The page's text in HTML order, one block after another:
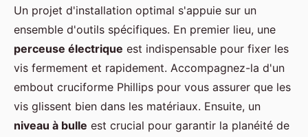
Un projet d'installation optimal s'appuie sur un
ensemble d'outils spécifiques. En premier lieu, une
perceuse électrique est indispensable pour fixer les
vis fermement et rapidement. Accompagnez-la d'un
embout cruciforme Phillips pour vous assurer que les
vis glissent bien dans les matériaux. Ensuite, un
niveau à bulle est crucial pour garantir la planéité de